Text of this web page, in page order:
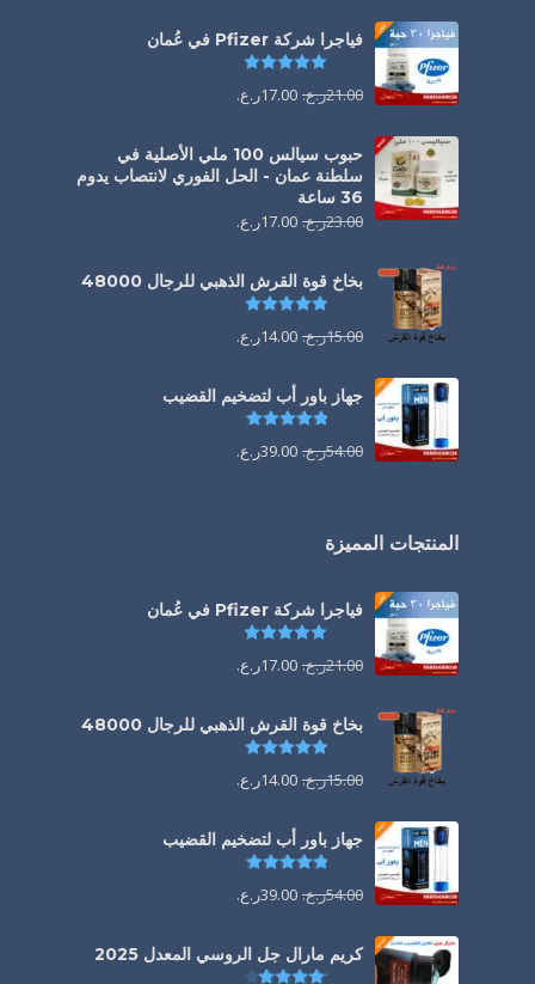
فياجرا شركة Pfizer في عُمان
21.00ر.ع. 17.00ر.ع.
حبوب سيالس 100 ملي الأصلية في
سلطنة عمان - الحل الفوري لانتصاب يدوم
36 ساعة
23.00ر.ع. 17.00ر.ع.
بخاخ قوة القرش الذهبي للرجال 48000
تم التقييم
15.00ر.ع. 14.00ر.ع.
جهاز باور أب لتضخيم القضيب
تم التقييم
54.00ر.ع. 39.00ر.ع.
المنتجات المميزة
فياجرا شركة Pfizer في عُمان
21.00ر.ع. 17.00ر.ع.
بخاخ قوة القرش الذهبي للرجال 48000
تم التقييم
15.00ر.ع. 14.00ر.ع.
جهاز باور أب لتضخيم القضيب
تم التقييم
54.00ر.ع. 39.00ر.ع.
كريم مارال جل الروسي المعدل 2025
تم التقييم